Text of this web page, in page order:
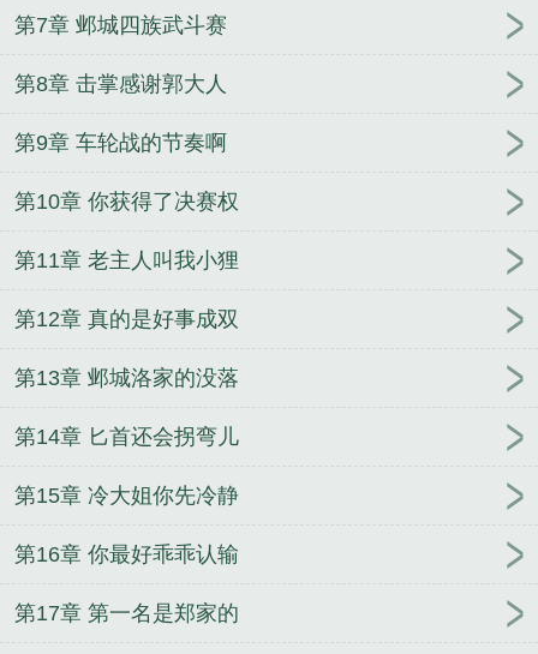
第7章 邺城四族武斗赛
第8章 击掌感谢郭大人
第9章 车轮战的节奏啊
第10章 你获得了决赛权
第11章 老主人叫我小狸
第12章 真的是好事成双
第13章 邺城洛家的没落
第14章 匕首还会拐弯儿
第15章 冷大姐你先冷静
第16章 你最好乖乖认输
第17章 第一名是郑家的